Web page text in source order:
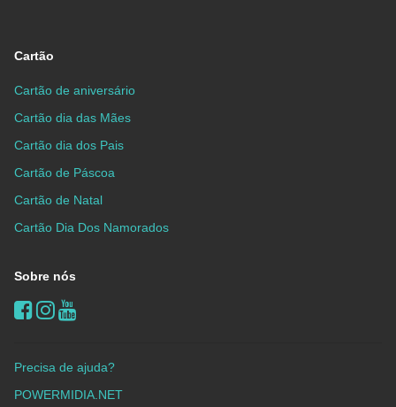
Cartão
Cartão de aniversário
Cartão dia das Mães
Cartão dia dos Pais
Cartão de Páscoa
Cartão de Natal
Cartão Dia Dos Namorados
Sobre nós
Precisa de ajuda?
POWERMIDIA.NET